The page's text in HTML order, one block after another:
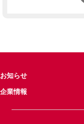
お知らせ
企業情報